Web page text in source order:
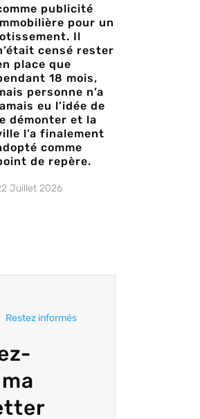
publicité
pour un
Il
censé rester
place que
18 mois,
personne n’a
eu l’idée de
démonter et la
l’a finalement
comme
de repère.
Juillet 2026
Restez informés